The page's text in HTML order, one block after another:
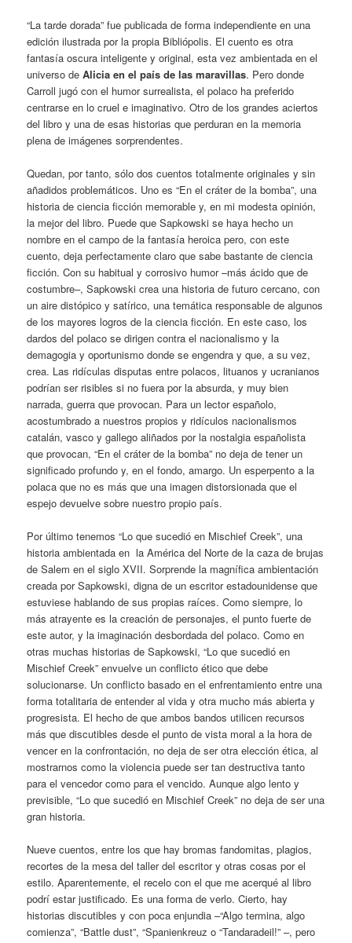
“La tarde dorada” fue publicada de forma independiente en una
edición ilustrada por la propia Bibliópolis. El cuento es otra
fantasía oscura inteligente y original, esta vez ambientada en el
universo deAlicia en el país de las maravillas. Pero donde
Carroll jugó con el humor surrealista, el polaco ha preferido
centrarse en lo cruel e imaginativo. Otro de los grandes aciertos
del libro y una de esas historias que perduran en la memoria
plena de imágenes sorprendentes.
Quedan, por tanto, sólo dos cuentos totalmente originales y sin
añadidos problemáticos. Uno es “En el cráter de la bomba”, una
historia de ciencia ficción memorable y, en mi modesta opinión,
la mejor del libro. Puede que Sapkowski se haya hecho un
nombre en el campo de la fantasía heroica pero, con este
cuento, deja perfectamente claro que sabe bastante de ciencia
ficción. Con su habitual y corrosivo humor –más ácido que de
costumbre–, Sapkowski crea una historia de futuro cercano, con
un aire distópico y satírico, una temática responsable de algunos
de los mayores logros de la ciencia ficción. En este caso, los
dardos del polaco se dirigen contra el nacionalismo y la
demagogia y oportunismo donde se engendra y que, a su vez,
crea. Las ridículas disputas entre polacos, lituanos y ucranianos
podrían ser risibles si no fuera por la absurda, y muy bien
narrada, guerra que provocan. Para un lector españolo,
acostumbrado a nuestros propios y ridículos nacionalismos
catalán, vasco y gallego aliñados por la nostalgia españolista
que provocan, “En el cráter de la bomba” no deja de tener un
significado profundo y, en el fondo, amargo. Un esperpento a la
polaca que no es más que una imagen distorsionada que el
espejo devuelve sobre nuestro propio país.
Por último tenemos “Lo que sucedió en Mischief Creek”, una
historia ambientada en la América del Norte de la caza de brujas
de Salem en el siglo XVII. Sorprende la magnífica ambientación
creada por Sapkowski, digna de un escritor estadounidense que
estuviese hablando de sus propias raíces. Como siempre, lo
más atrayente es la creación de personajes, el punto fuerte de
este autor, y la imaginación desbordada del polaco. Como en
otras muchas historias de Sapkowski, “Lo que sucedió en
Mischief Creek” envuelve un conflicto ético que debe
solucionarse. Un conflicto basado en el enfrentamiento entre una
forma totalitaria de entender al vida y otra mucho más abierta y
progresista. El hecho de que ambos bandos utilicen recursos
más que discutibles desde el punto de vista moral a la hora de
vencer en la confrontación, no deja de ser otra elección ética, al
mostrarnos como la violencia puede ser tan destructiva tanto
para el vencedor como para el vencido. Aunque algo lento y
previsible, “Lo que sucedió en Mischief Creek” no deja de ser una
gran historia.
Nueve cuentos, entre los que hay bromas fandomitas, plagios,
recortes de la mesa del taller del escritor y otras cosas por el
estilo. Aparentemente, el recelo con el que me acerqué al libro
podrí estar justificado. Es una forma de verlo. Cierto, hay
historias discutibles y con poca enjundia –“Algo termina, algo
comienza”, “Battle dust”, “Spanienkreuz o “Tandaradeil!” –, pero